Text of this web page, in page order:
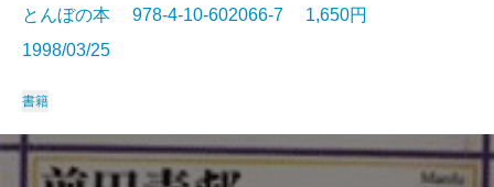
とんぼの本 978-4-10-602066-7 1,650円
1998/03/25
書籍